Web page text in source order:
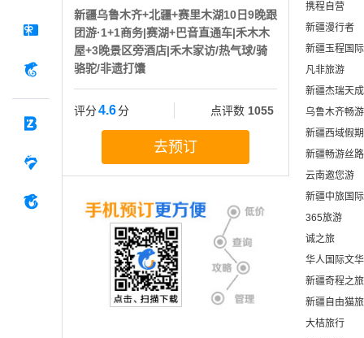
新疆乌鲁木齐+北疆+赛里木湖10日9晚跟
团游·1+1商务|赛湖+巴音直通车|禾木木
屋+3晚景区旁酒店|禾木家访/热气球/骑
骆驼/非遗打馕
评分4.6分 点评数 1055
去预订
携程自营
新疆漫行者
新疆玉程国
凡非旅游
新疆杰瑞天
乌鲁木齐畅
新疆西域假
新疆畅游丝
云南邀您游
新疆中旅国
365旅游
诚之旅
华人国际文
新疆奇程之旅
新疆自由猫
大桔旅行